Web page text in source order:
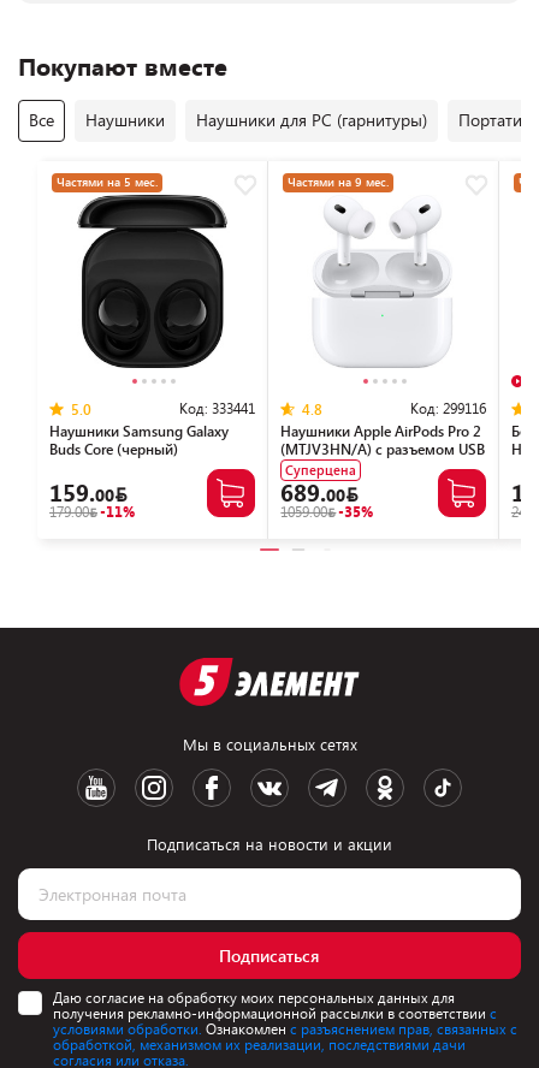
Покупают вместе
Все Наушники Наушники для PC (гарнитуры)
Частями на 5 мес.
5.0 Код: 333441
Наушники Samsung Galaxy
Buds Core (черный)
159.00
179.00 -11%
Частями на 9 мес.
4.8 Код: 299116
Наушники Apple AirPods Pro 2
(MTJV3HN/A) с разъемом USB
Type-C
Суперцена
689.00
1059.00 -35%
Мы в социальных сетях
Подписаться на новости и акции
Подписаться
Даю согласие на обработку моих персональных данных для
получения рекламно-информационной рассылки в соответствии с
условиями обработки. Ознакомлен с разъяснением прав, связанных с
обработкой, механизмом их реализации, последствиями дачи
согласия или отказа.